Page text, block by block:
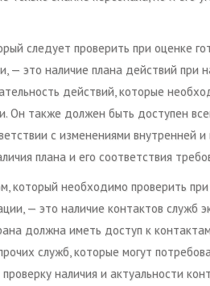
следует проверить при оценке
— это наличие плана действий при
действий, которые
Он также должен быть доступен
с изменениями внутренней
плана и его соответствия
который необходимо проверить
— это наличие контактов служб
должна иметь доступ к
служб, которые могут
наличия и актуальности